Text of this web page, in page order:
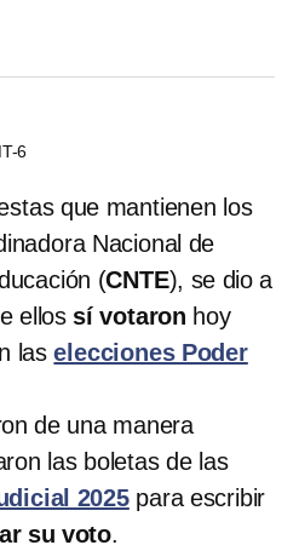
6
que mantienen los
Nacional de
(CNTE), se dio a
ellos sí votaron hoy
laselecciones Poder
de una manera
las boletas de las
2025 para escribir
su voto.